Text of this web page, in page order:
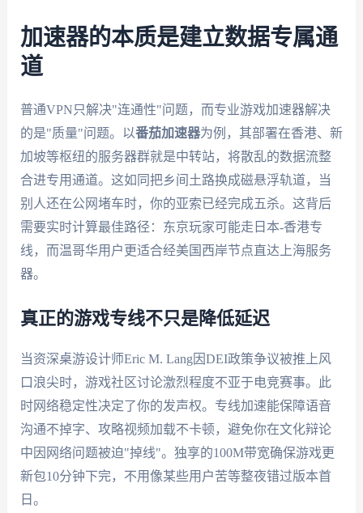
加速器的本质是建立数据专属通
道
普通VPN只解决"连通性"问题，而专业游戏加速器解决
的是"质量"问题。以番茄加速器为例，其部署在香港、新
加坡等枢纽的服务器群就是中转站，将散乱的数据流整
合进专用通道。这如同把乡间土路换成磁悬浮轨道，当
别人还在公网堵车时，你的亚索已经完成五杀。这背后
需要实时计算最佳路径：东京玩家可能走日本-香港专
线，而温哥华用户更适合经美国西岸节点直达上海服务
器。
真正的游戏专线不只是降低延迟
当资深桌游设计师Eric M. Lang因DEI政策争议被推上风
口浪尖时，游戏社区讨论激烈程度不亚于电竞赛事。此
时网络稳定性决定了你的发声权。专线加速能保障语音
沟通不掉字、攻略视频加载不卡顿，避免你在文化辩论
中因网络问题被迫"掉线"。独享的100M带宽确保游戏更
新包10分钟下完，不用像某些用户苦等整夜错过版本首
日。